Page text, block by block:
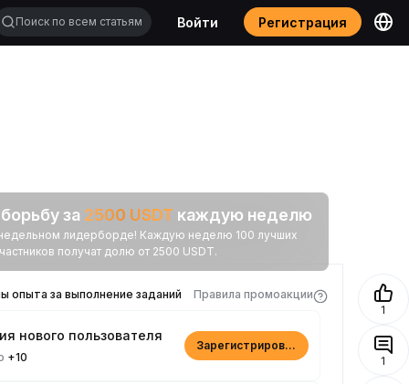
Войти Регистрация
за 2500 USDT каждую неделю
лидерборде! Каждую неделю 100 лучших
получат долю от 2500 USDT.
опыта за выполнение заданий Правила промоакции
нового пользователя
+10
Зарегистрироваться
1
1